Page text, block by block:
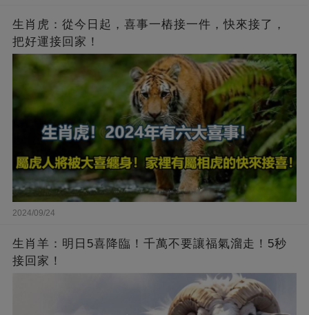
生肖虎：從今日起，喜事一樁接一件，快來接了，
把好運接回家！
2024/09/24
生肖羊：明日5喜降臨！千萬不要讓福氣溜走！5秒
接回家！